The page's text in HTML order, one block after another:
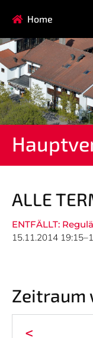
Home
ALLE
ENTFÄLLT:
15.11.2014
Zeitraum
<
Navigation
überspringen
HAUPTVEREIN
FAQ
Navigation
überspringen
AIKIDO
FITNESSKURSE
GARDE
KINDERTURNEN
KYUDO
TAEKWONDO
Navigation
überspringen
SVO
Mitgliedschaft